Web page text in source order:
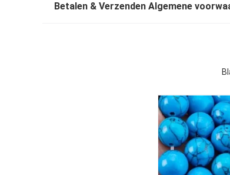
Betalen & Verzenden Algemene